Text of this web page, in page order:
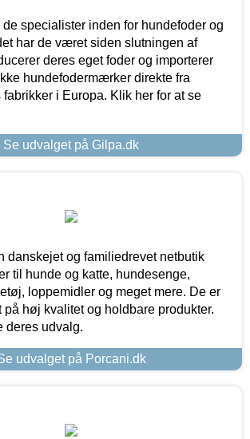
de specialister inden for hundefoder og
har de været siden slutningen af
deres eget foder og importerer
hundefodermærker direkte fra
i Europa. Klik her for at se
Se udvalget på Gilpa.dk
danskejet og familiedrevet netbutik
til hunde og katte, hundesenge,
loppemidler og meget mere. De er
høj kvalitet og holdbare produkter.
deres udvalg.
udvalget på Porcani.dk